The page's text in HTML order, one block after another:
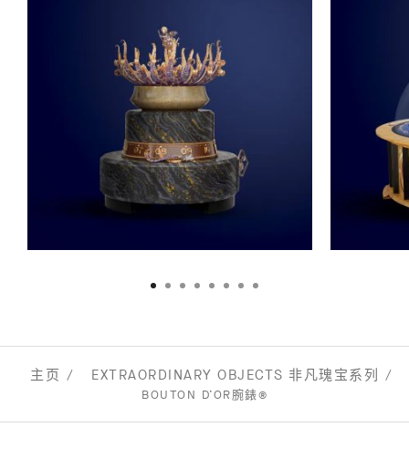
主页 EXTRAORDINARY OBJECTS 非凡瑰宝系列
BOUTON D’OR腕錶®